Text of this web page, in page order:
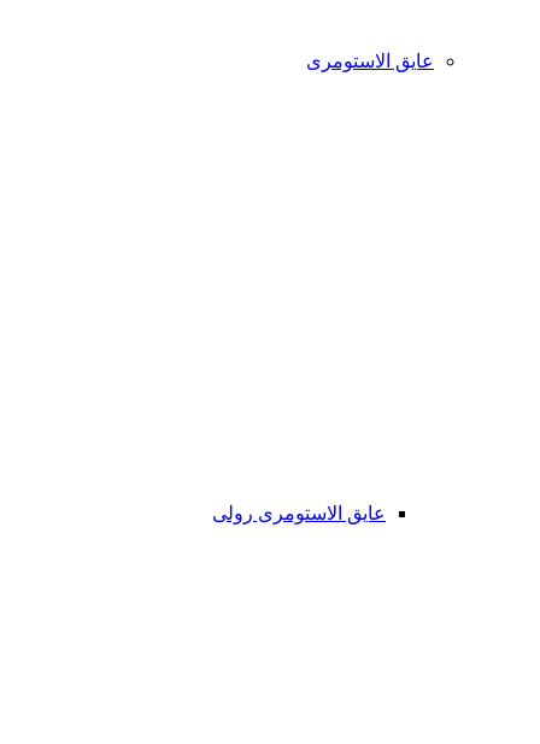
عایق الاستومری
عایق الاستومری رولی